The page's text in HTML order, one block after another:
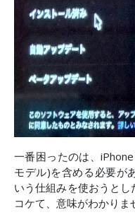
一番困ったのは、
モデル)を含める必要が
いう仕組みを使おうと
コケて、意味がわかりま